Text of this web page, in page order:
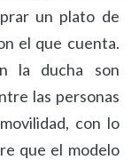
un plato de
el que cuenta.
la ducha son
las personas
con lo
que el modelo